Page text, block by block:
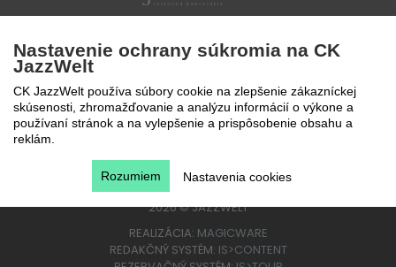
Po - Pi 9 - 17 hod
0850 777 888
2026©JAZZWELT
REALIZÁCIA: MAGICWARE
REDAKČNÝ SYSTÉM: IS>CONTENT
Nastavenie ochrany súkromia na CK
JazzWelt
CK JazzWelt používa súbory cookie na zlepšenie zákazníckej
skúsenosti, zhromažďovanie a analýzu informácií o výkone a
používaní stránok a na vylepšenie a prispôsobenie obsahu a
reklám.
Nastavenia cookies
Rozumiem